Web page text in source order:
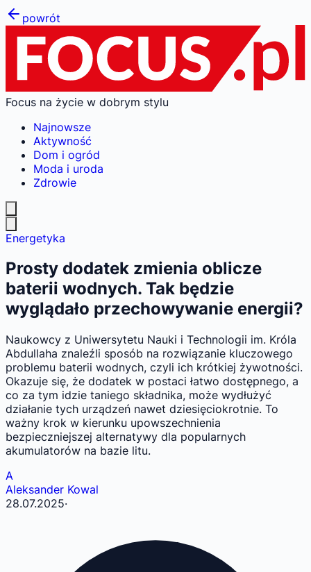
powrót
Focus na życie w dobrym stylu
Najnowsze
Aktywność
Dom i ogród
Moda i uroda
Zdrowie
Energetyka
Prosty dodatek zmienia oblicze
baterii wodnych. Tak będzie
wyglądało przechowywanie energii?
Naukowcy z Uniwersytetu Nauki i Technologii im. Króla
Abdullaha znaleźli sposób na rozwiązanie kluczowego
problemu baterii wodnych, czyli ich krótkiej żywotności.
Okazuje się, że dodatek w postaci łatwo dostępnego, a
co za tym idzie taniego składnika, może wydłużyć
działanie tych urządzeń nawet dziesięciokrotnie. To
ważny krok w kierunku upowszechnienia
bezpieczniejszej alternatywy dla popularnych
akumulatorów na bazie litu.
A
Aleksander Kowal
28.07.2025·